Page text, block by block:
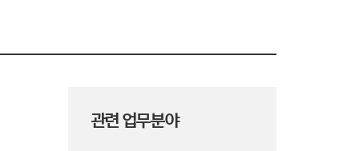
관련 업무분야